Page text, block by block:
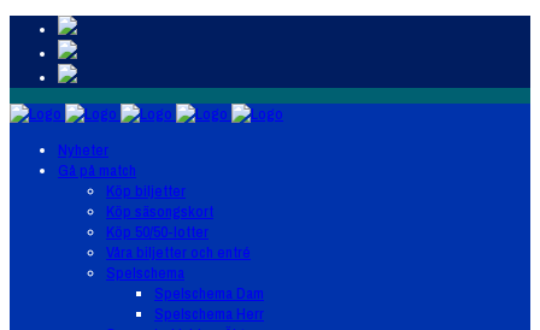
Nyheter
Gå på match
Köp biljetter
Köp säsongskort
Köp 50/50-lotter
Våra biljetter och entré
Spelschema
Spelschema Dam
Spelschema Herr